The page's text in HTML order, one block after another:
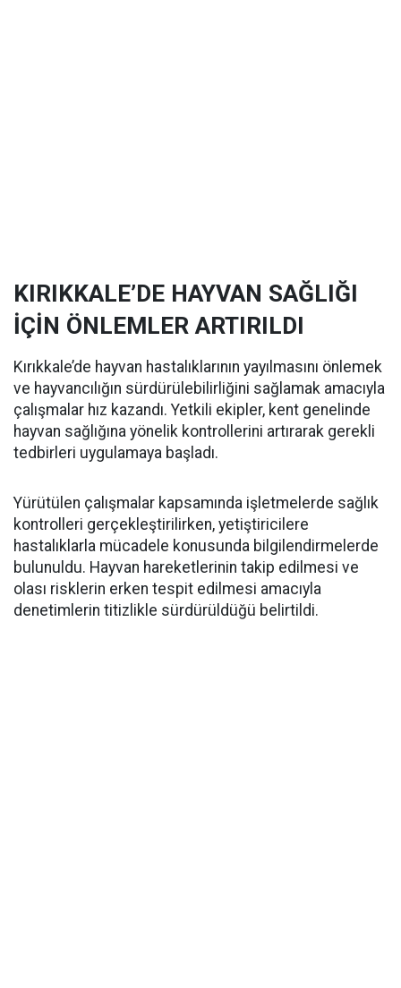
KIRIKKALE’DE HAYVAN SAĞLIĞI
İÇİN ÖNLEMLER ARTIRILDI
Kırıkkale’de hayvan hastalıklarının yayılmasını önlemek
ve hayvancılığın sürdürülebilirliğini sağlamak amacıyla
çalışmalar hız kazandı. Yetkili ekipler, kent genelinde
hayvan sağlığına yönelik kontrollerini artırarak gerekli
tedbirleri uygulamaya başladı.
Yürütülen çalışmalar kapsamında işletmelerde sağlık
kontrolleri gerçekleştirilirken, yetiştiricilere
hastalıklarla mücadele konusunda bilgilendirmelerde
bulunuldu. Hayvan hareketlerinin takip edilmesi ve
olası risklerin erken tespit edilmesi amacıyla
denetimlerin titizlikle sürdürüldüğü belirtildi.